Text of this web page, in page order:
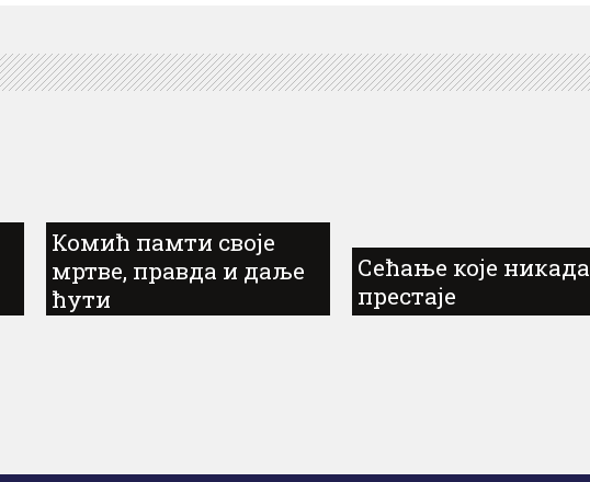
Комић памти своје
мртве, правда и даље
ћути
Сећање које
престаје